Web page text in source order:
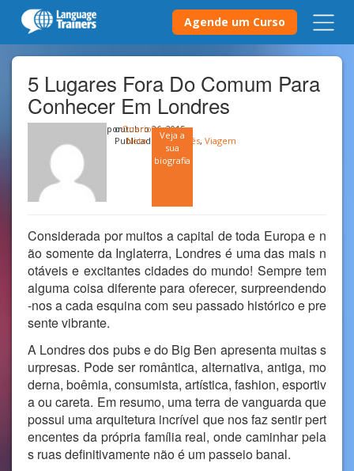
Agende um Curso
5 Lugares Fora Do Comum Para
Conhecer Em Londres
porOnerio
Neto
Veja a
sua
biografia
outubro 26, 2015
Publicado emInglês, Viagem
Considerada por muitos a capital de toda Europa e n
ão somente da Inglaterra, Londres é uma das mais n
otáveis e excitantes cidades do mundo! Sempre tem
alguma coisa diferente para oferecer, surpreendendo
-nos a cada esquina com seu passado histórico e pre
sente vibrante.
A Londres dos pubs e do Big Ben apresenta muitas s
urpresas. Pode ser romântica, alternativa, antiga, mo
derna, boêmia, consumista, artística, fashion, esportiv
a ou careta. Em resumo, uma terra de vanguarda que
possui uma arquitetura incrível que nos faz sentir pert
encentes da própria família real, onde caminhar pela
s ruas definitivamente não é um passeio banal.